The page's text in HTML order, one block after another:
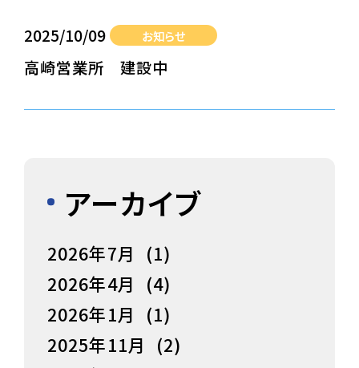
2025/10/09 お知らせ
高崎営業所 建設中
アーカイブ
2026年7月
(1)
2026年4月
(4)
2026年1月
(1)
2025年11月
(2)